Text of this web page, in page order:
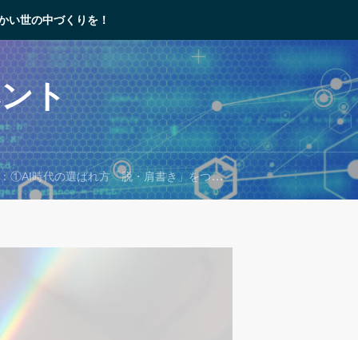
い世の中づくりを！
ト
ばれ方「脱・肩書き」をつくる ／ ②Canvaの連携アプリを使いこなそう